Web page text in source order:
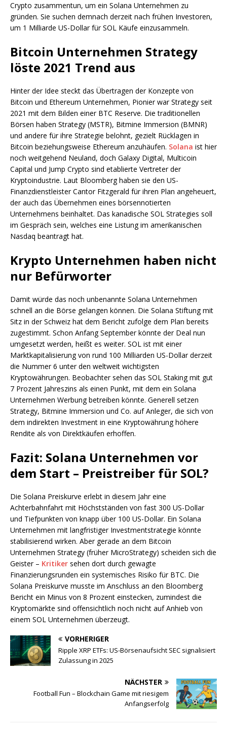
Crypto zusammentun, um ein Solana Unternehmen zu
gründen. Sie suchen demnach derzeit nach frühen Investoren,
um 1 Milliarde US-Dollar für SOL Käufe einzusammeln.
Bitcoin Unternehmen Strategy
löste 2021 Trend aus
Hinter der Idee steckt das Übertragen der Konzepte von
Bitcoin und Ethereum Unternehmen, Pionier war Strategy seit
2021 mit dem Bilden einer BTC Reserve. Die traditionellen
Börsen haben Strategy (MSTR), Bitmine Immersion (BMNR)
und andere für ihre Strategie belohnt, gezielt Rücklagen in
Bitcoin beziehungsweise Ethereum anzuhäufen. Solana ist hier
noch weitgehend Neuland, doch Galaxy Digital, Multicoin
Capital und Jump Crypto sind etablierte Vertreter der
Kryptoindustrie. Laut Bloomberg haben sie den US-
Finanzdienstleister Cantor Fitzgerald für ihren Plan angeheuert,
der auch das Übernehmen eines börsennotierten
Unternehmens beinhaltet. Das kanadische SOL Strategies soll
im Gespräch sein, welches eine Listung im amerikanischen
Nasdaq beantragt hat.
Krypto Unternehmen haben nicht
nur Befürworter
Damit würde das noch unbenannte Solana Unternehmen
schnell an die Börse gelangen können. Die Solana Stiftung mit
Sitz in der Schweiz hat dem Bericht zufolge dem Plan bereits
zugestimmt. Schon Anfang September könnte der Deal nun
umgesetzt werden, heißt es weiter. SOL ist mit einer
Marktkapitalisierung von rund 100 Milliarden US-Dollar derzeit
die Nummer 6 unter den weltweit wichtigsten
Kryptowährungen. Beobachter sehen das SOL Staking mit gut
7 Prozent Jahreszins als einen Punkt, mit dem ein Solana
Unternehmen Werbung betreiben könnte. Generell setzen
Strategy, Bitmine Immersion und Co. auf Anleger, die sich von
dem indirekten Investment in eine Kryptowährung höhere
Rendite als von Direktkäufen erhoffen.
Fazit: Solana Unternehmen vor
dem Start – Preistreiber für SOL?
Die Solana Preiskurve erlebt in diesem Jahr eine
Achterbahnfahrt mit Höchstständen von fast 300 US-Dollar
und Tiefpunkten von knapp über 100 US-Dollar. Ein Solana
Unternehmen mit langfristiger Investmentstrategie könnte
stabilisierend wirken. Aber gerade an dem Bitcoin
Unternehmen Strategy (früher MicroStrategy) scheiden sich die
Geister – Kritiker sehen dort durch gewagte
Finanzierungsrunden ein systemisches Risiko für BTC. Die
Solana Preiskurve musste im Anschluss an den Bloomberg
Bericht ein Minus von 8 Prozent einstecken, zumindest die
Kryptomärkte sind offensichtlich noch nicht auf Anhieb von
einem SOL Unternehmen überzeugt.
VORHERIGER
Ripple XRP ETFs: US-Börsenaufsicht SEC signalisiert
Zulassung in 2025
NÄCHSTER
Football Fun – Blockchain Game mit riesigem
Anfangserfolg